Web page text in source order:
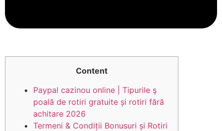
Content
Paypal cazinou online | Tipurile ş
poală de rotiri gratuite și rotiri fără
achitare 2026
Termeni & Condiții Bonusuri și Rotiri